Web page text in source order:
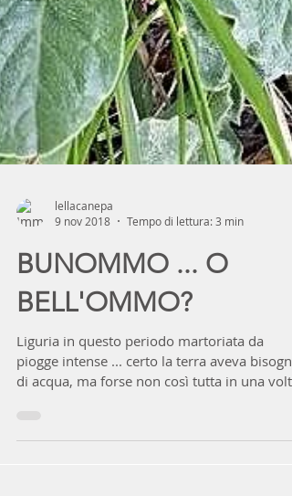
9 nov 2018
Tempo di lettura: 3 min
BUNOMMO ... O
BELL'OMMO?
Liguria in questo periodo martoriata da
piogge intense ... certo la terra aveva bisogno